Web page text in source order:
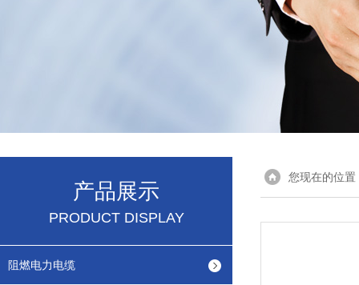
产品展示
PRODUCT DISPLAY
阻燃电力电缆
您现在的位置